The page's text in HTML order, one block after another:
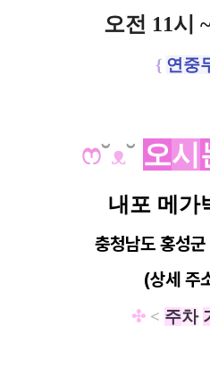
오전 11시
{ 연중
ෆ˘ᴥ˘ 오시
내포 메가
충청남도 홍성
(상세 주
✣ < 주차